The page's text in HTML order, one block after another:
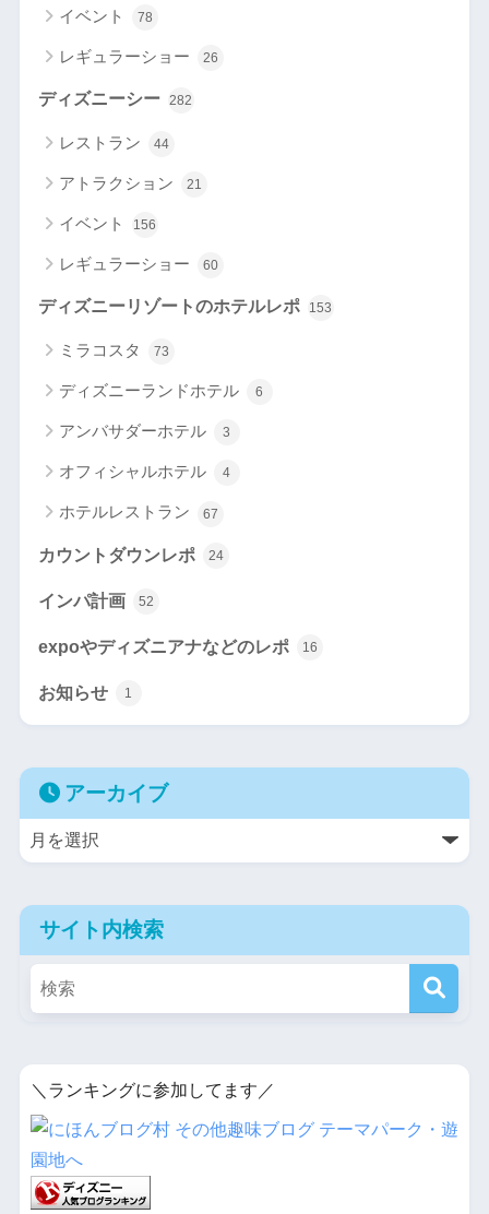
イベント 78
レギュラーショー 26
ディズニーシー 282
レストラン 44
アトラクション 21
イベント 156
レギュラーショー 60
ディズニーリゾートのホテルレポ 153
ミラコスタ 73
ディズニーランドホテル 6
アンバサダーホテル 3
オフィシャルホテル 4
ホテルレストラン 67
カウントダウンレポ 24
インパ計画 52
expoやディズニアナなどのレポ 16
お知らせ 1
アーカイブ
サイト内検索
＼ランキングに参加してます／